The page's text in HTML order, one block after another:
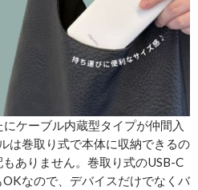
ケーブル内蔵型タイプが仲間入
は巻取り式で本体に収納できるの
ありません。巻取り式のUSB-C
なので、デバイスだけでなくバ